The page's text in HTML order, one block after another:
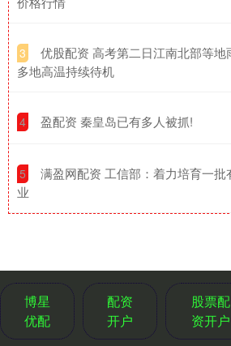
3
优股配资 高考第二日江南北部等
多地高温持续待机
4 ​盈配资 秦皇岛已有多人被抓!
5
满盈网配资 工信部：着力培育一
业
博星
优配
配资
开户
股票配
资开户